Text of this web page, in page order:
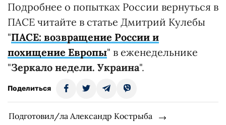
Подробнее о попытках России вернуться в
ПАСЕ читайте в статье Дмитрий Кулебы
"ПАСЕ: возвращение России и
похищение Европы" в еженедельнике
"Зеркало недели. Украина".
Поделиться
Подготовил/ла Александр Кострыба